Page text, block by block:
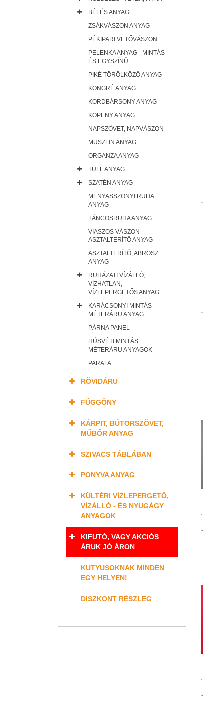
BÉLÉS ANYAG
ZSÁKVÁSZON ANYAG
PÉKIPARI VETŐVÁSZON
PELENKA ANYAG - MINTÁS
ÉS EGYSZÍNŰ
PIKÉ TÖRÖLKÖZŐ ANYAG
KONGRÉ ANYAG
KORDBÁRSONY ANYAG
KÖPENY ANYAG
NAPSZÖVET, NAPVÁSZON
MUSZLIN ANYAG
ORGANZA ANYAG
TÜLL ANYAG
SZATÉN ANYAG
MENYASSZONYI RUHA
ANYAG
TÁNCOSRUHA ANYAG
VIASZOS VÁSZON
ASZTALTERÍTŐ ANYAG
ASZTALTERÍTŐ, ABROSZ
ANYAG
RUHÁZATI VÍZÁLLÓ,
VÍZHATLAN,
VÍZLEPERGETŐS ANYAG
KARÁCSONYI MINTÁS
MÉTERÁRU ANYAG
PÁRNA PANEL
HÚSVÉTI MINTÁS
MÉTERÁRU ANYAGOK
PARAFA
RÖVIDÁRU
FÜGGÖNY
KÁRPIT, BÚTORSZÖVET,
MŰBŐR ANYAG
SZIVACS TÁBLÁBAN
PONYVA ANYAG
KÜLTÉRI VÍZLEPERGETŐ,
VÍZÁLLÓ - ÉS NYUGÁGY
ANYAGOK
KIFUTÓ, VAGY AKCIÓS
ÁRUK JÓ ÁRON
KUTYUSOKNAK MINDEN
EGY HELYEN!
DISZKONT RÉSZLEG